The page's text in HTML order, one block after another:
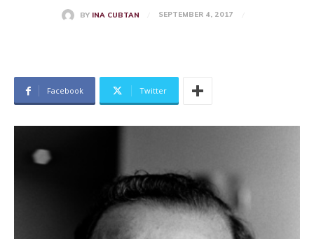
BY INA CUBTAN SEPTEMBER 4, 2017
Facebook Twitter